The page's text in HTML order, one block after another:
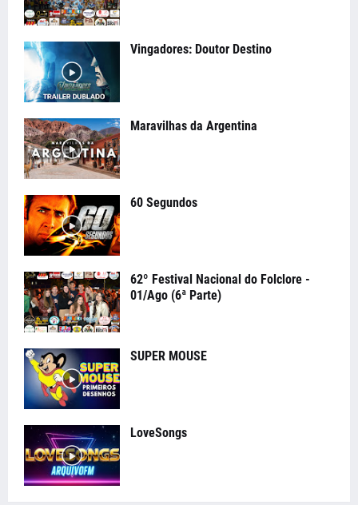
Vingadores: Doutor Destino
Maravilhas da Argentina
60 Segundos
62º Festival Nacional do Folclore -
01/Ago (6ª Parte)
SUPER MOUSE
LoveSongs